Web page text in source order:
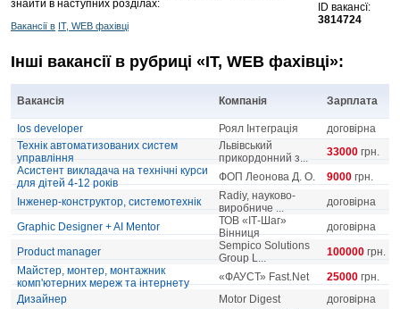
знайти в наступних розділах:
Вакансії в IT, WEB фахівці
ID вакансї:
3814724
Інші вакансії в рубриці «IT, WEB фахівці»:
Вакансія Компанія Зарплата
Ios developer Роял Інтеграція
договірна
Технік автоматизованих систем
управління
Львівський
прикордонний з...
33000 грн.
Асистент викладача на технічні курси
для дітей 4-12 років
ФОП Леонова Д. О. 9000 грн.
Інженер-конструктор, системотехнік
Radiy, науково-
виробниче ...
договірна
Graphic Designer + AI Mentor
ТОВ «ІТ-Шаг»
Вінниця
договірна
Product manager
Sempico Solutions
Group L...
100000 грн.
Майстер, монтер, монтажник
комп'ютерних мереж та інтернету
«ФАУСТ» Fast.Net 25000 грн.
Дизайнер
Motor Digest
договірна